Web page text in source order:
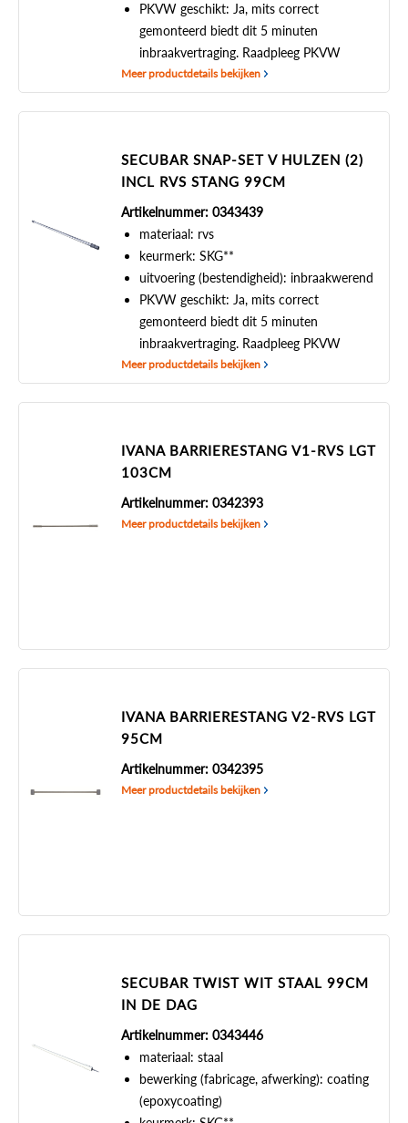
PKVW geschikt: Ja, mits correct
gemonteerd biedt dit 5 minuten
inbraakvertraging. Raadpleeg PKVW
Meer productdetails bekijken
SECUBAR SNAP-SET V HULZEN (2)
INCL RVS STANG 99CM
Artikelnummer: 0343439
materiaal: rvs
keurmerk: SKG**
uitvoering (bestendigheid): inbraakwerend
PKVW geschikt: Ja, mits correct
gemonteerd biedt dit 5 minuten
inbraakvertraging. Raadpleeg PKVW
Meer productdetails bekijken
IVANA BARRIERESTANG V1-RVS LGT
103CM
Artikelnummer: 0342393
Meer productdetails bekijken
IVANA BARRIERESTANG V2-RVS LGT
95CM
Artikelnummer: 0342395
Meer productdetails bekijken
SECUBAR TWIST WIT STAAL 99CM
IN DE DAG
Artikelnummer: 0343446
materiaal: staal
bewerking (fabricage, afwerking): coating
(epoxycoating)